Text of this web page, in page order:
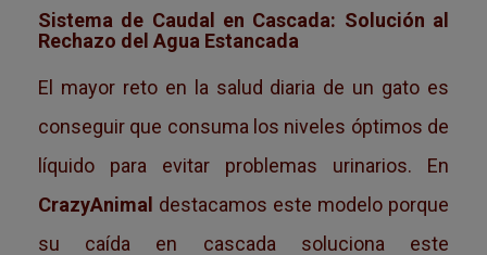
Sistema de Caudal en Cascada: Solución al
Rechazo del Agua Estancada
El mayor reto en la salud diaria de un gato es
conseguir que consuma los niveles óptimos de
líquido para evitar problemas urinarios. En
CrazyAnimal destacamos este modelo porque
su caída en cascada soluciona este